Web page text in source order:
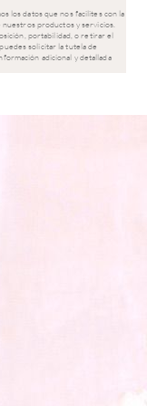
los datos que nos facilites con la
productos y servicios.
portabilidad, o retirar el
puedes solicitar la tutela de
adicional y detallada